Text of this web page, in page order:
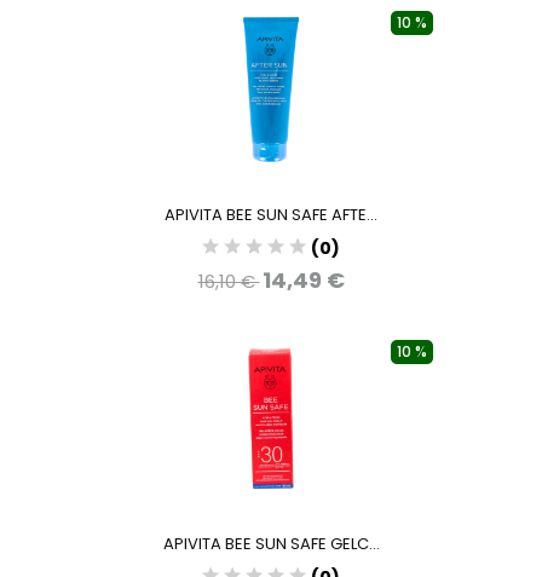
10 %
APIVITA BEE SUN SAFE AFTE...
(0)
16,10 €14,49 €
10 %
APIVITA BEE SUN SAFE GELC...